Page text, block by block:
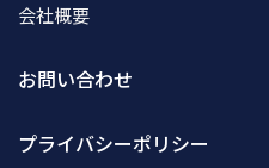
会社概要
お問い合わせ
プライバシーポリシー